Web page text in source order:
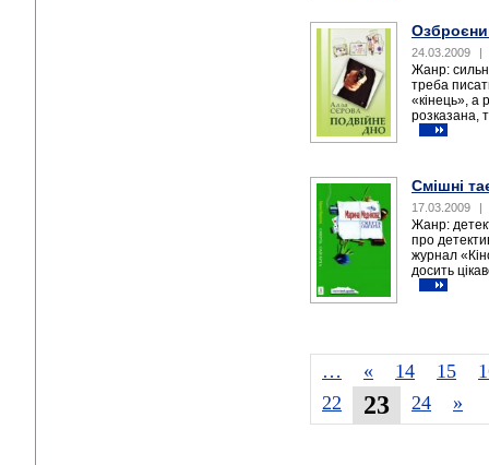
24.03.2009 |
Жанр:
треба
«кінець», а
розказана,
Смішні
17.03.2009 |
Жанр:
про
журнал
досить
… « 14 15
22
23 24 »